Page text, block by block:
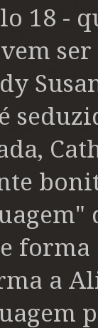
18 -
forma
a